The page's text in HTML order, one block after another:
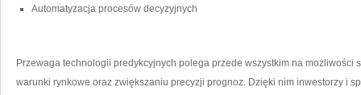
Automatyzacja procesów ​decyzyjnych
Przewaga technologii ⁤predykcyjnych polega ‌przede wszystkim na
warunki rynkowe oraz ⁣zwiększaniu precyzji⁢ prognoz. Dzięki nim inwestorzy i